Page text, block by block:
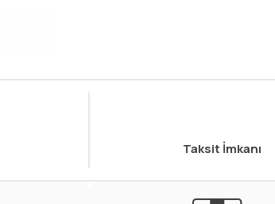
Taksit İmkanı